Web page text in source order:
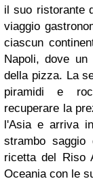
il suo ristorante
viaggio
ciascun
Napoli, dove
della pizza. La
piramidi e
recuperare la
l'Asia e arriva
strambo
ricetta del Riso
Oceania con le